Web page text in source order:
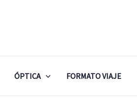
ÓPTICA FORMATO VIAJE